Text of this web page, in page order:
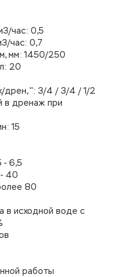
час: 0,5
час: 0,7
мм: 1450/250
20
дрен, '': 3/4 / 3/4 / 1/2
в дренаж при
15
- 6,5
40
80
в исходной воде с
работы